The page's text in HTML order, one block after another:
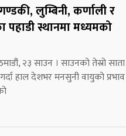
लुम्बिनी, कर्णाली र
पहाडी स्थानमा मध्यमको
२३ साउन । साउनको तेस्रो साता
हाल देशभर मनसुनी वायुको प्रभाव